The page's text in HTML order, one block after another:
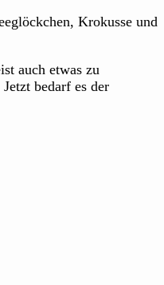
Krokusse und
auch etwas zu
bedarf es der